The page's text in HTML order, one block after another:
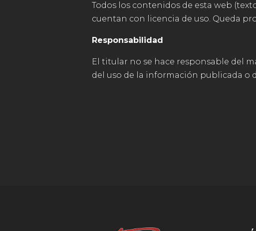
Todos los contenidos de esta web
cuentan con licencia de uso. Queda
Responsabilidad
El titular no se hace responsable del
del uso de la información publicada o